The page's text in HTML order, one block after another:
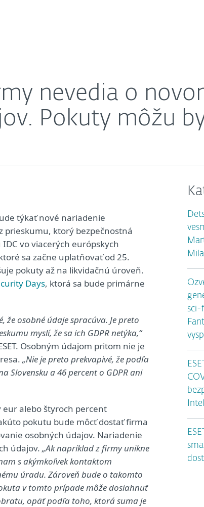
nevedia o
Pokuty môžu
týkať nové nariadenie
prieskumu, ktorý bezpečnostná
vo viacerých európskych
sa začne uplatňovať od 25.
pokuty až na likvidačnú úroveň.
Days, ktorá sa bude primárne
osobné údaje spracúva. Je preto
myslí, že sa ich GDPR netýka,“
Osobným údajom pritom nie je
„Nie je preto prekvapivé, že podľa
Slovensku a 46 percent o GDPR ani
alebo štyroch percent
pokutu bude môcť dostať firma
osobných údajov. Nariadenie
údajov. „Ak napríklad z firmy unikne
s akýmkoľvek kontaktom
úradu. Zároveň bude o takomto
v tomto prípade môže dosiahnuť
opäť podľa toho, ktorá suma je
sci-